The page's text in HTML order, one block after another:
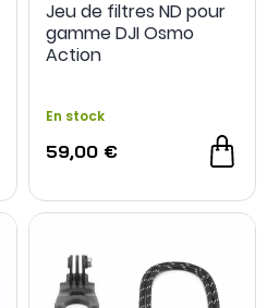
Jeu de filtres ND pour
gamme DJI Osmo
Action
En stock
59,00 €